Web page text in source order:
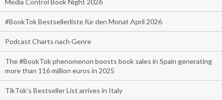
#BookTok Bestsellerliste für den Monat April 2026
Podcast Charts nach Genre
The #BookTok phenomenon boosts book sales in Spain generating
more than 116 million euros in 2025
TikTok’s Bestseller List arrives in Italy